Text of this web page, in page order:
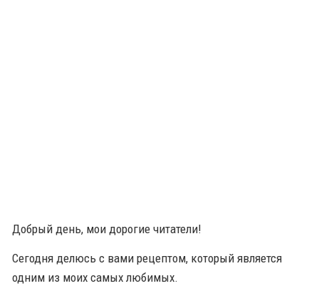
Добрый день, мои дорогие читатели!
Сегодня делюсь с вами рецептом, который является
одним из моих самых любимых.